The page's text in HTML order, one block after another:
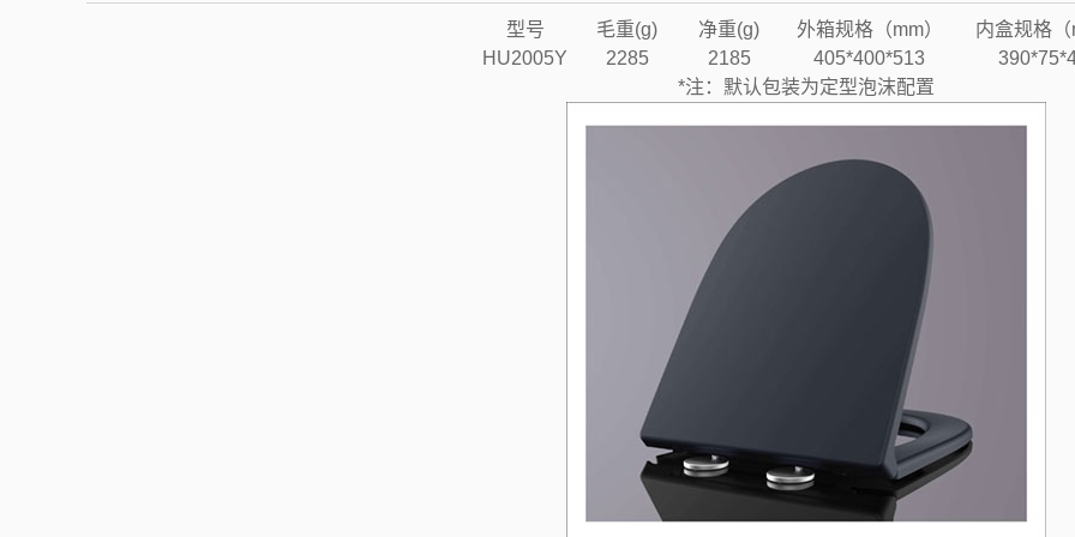
型号 毛重(g) 净重(g) 外箱规格（mm）
内盒规格（
HU2005Y
2285 2185 405*400*513
*注：默认包装为定型泡沫配置